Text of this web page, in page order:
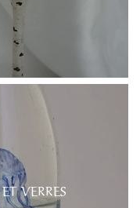
VERRES